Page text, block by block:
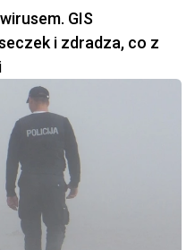
GIS
i zdradza, co z